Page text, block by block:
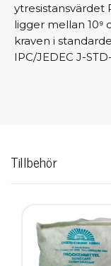
ytresistansvärdet
ligger mellan 10⁹
kraven i
IPC/JEDEC J-
Tillbehör